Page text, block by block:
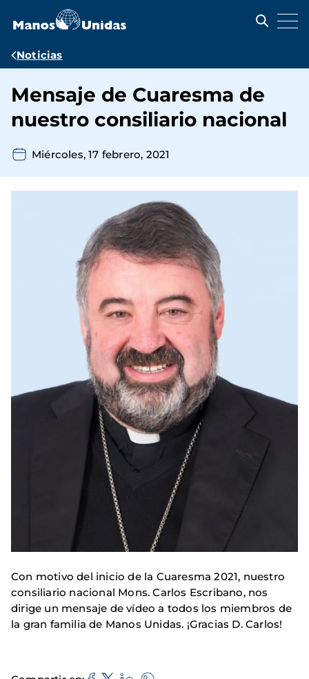
contenido
Ruta
navegación
Noticias
Mensaje de Cuaresma de
nuestro consiliario nacional
Miércoles, 17 febrero, 2021
Con motivo del inicio de la Cuaresma 2021, nuestro
consiliario nacional Mons. Carlos Escribano, nos
dirige un mensaje de vídeo a todos los miembros de
la gran familia de Manos Unidas. ¡Gracias D. Carlos!